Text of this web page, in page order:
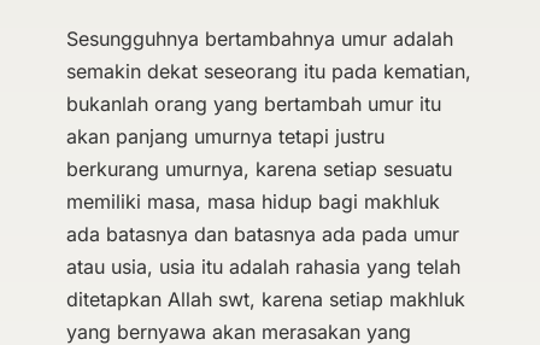
Sesungguhnya bertambahnya umur adalah
semakin dekat seseorang itu pada kematian,
bukanlah orang yang bertambah umur itu
akan panjang umurnya tetapi justru
berkurang umurnya, karena setiap sesuatu
memiliki masa, masa hidup bagi makhluk
ada batasnya dan batasnya ada pada umur
atau usia, usia itu adalah rahasia yang telah
ditetapkan Allah swt, karena setiap makhluk
yang bernyawa akan merasakan yang